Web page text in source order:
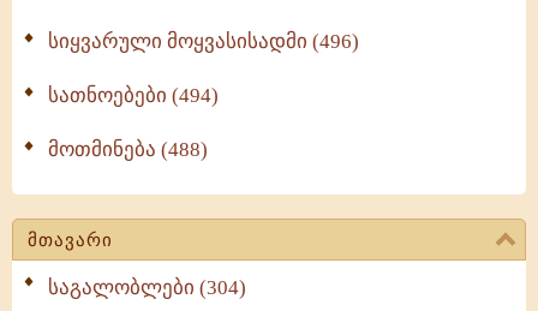
სიყვარული მოყვასისადმი (496)
სათნოებები (494)
მოთმინება (488)
მთავარი
საგალობლები (304)